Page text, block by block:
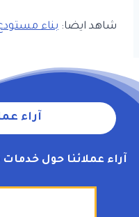
شاهد ايضا: بناء
آراء
آراء عملائنا حول خدمات